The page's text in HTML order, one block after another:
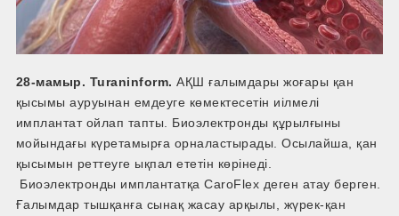
28-мамыр. Turaninform. АҚШ ғалымдары жоғары қан
қысымы ауруынан емдеуге көмектесетін иілмелі
имплантат ойлап тапты. Биоэлектронды құрылғыны
мойындағы күретамырға орналастырады. Осылайша, қан
қысымын реттеуге ықпал ететін көрінеді.
Биоэлектронды имплантатқа CaroFlex деген атау берген.
Ғалымдар тышқанға сынақ жасау арқылы, жүрек-қан